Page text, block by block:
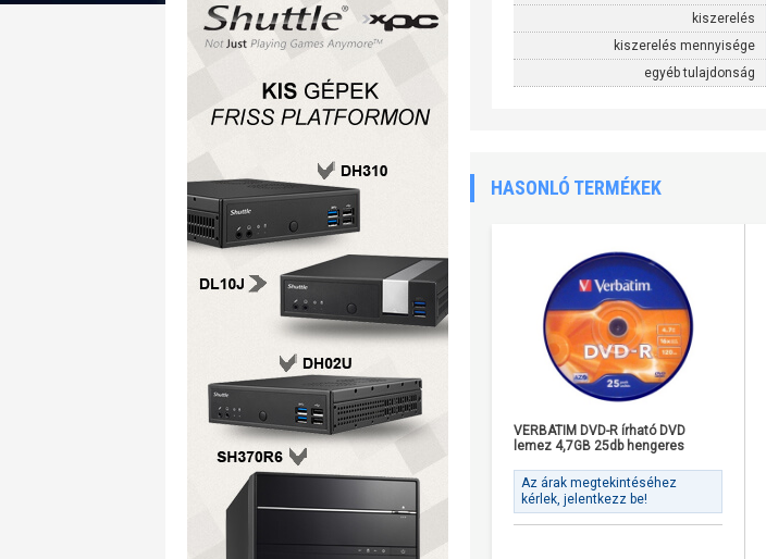
kiszerelés
kiszerelés mennyisége
egyéb tulajdonság
HASONLÓ TERMÉKEK
VERBATIM DVD-R írható DVD
lemez 4,7GB 25db hengeres
Az árak megtekintéséhez
kérlek, jelentkezz be!